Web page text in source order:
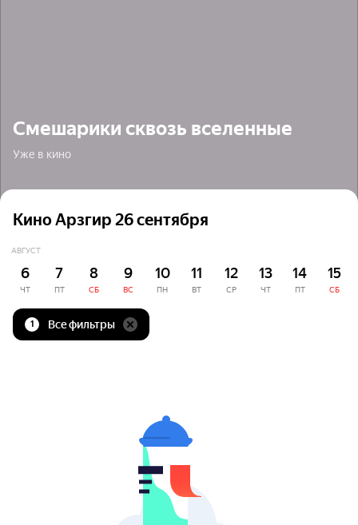
Смешарики сквозь вселенные
Уже в кино
Кино Арзгир 26 сентября
АВГУСТ
6
ЧТ
7
ПТ
8
СБ
9
ВС
10
ПН
11
ВТ
12
СР
13
ЧТ
14
ПТ
15
СБ
1 Все фильтры